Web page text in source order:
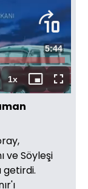
Toplam
Süre
5:44
1xOynatma
Hızı
Mini
oynatıcı
Tam
Ekran
ve Söyleşi